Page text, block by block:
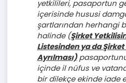
yetkilileri, pasaportun
içerisinde hususi
şartlarından herhangi
halinde (Şirket
Listesinden ya da
Ayrılması)
içinde il nüfus ve
bir dilekçe ekinde iade